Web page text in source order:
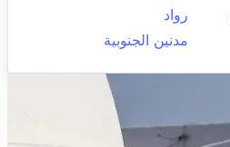
رواد
مدنين الجنوبية